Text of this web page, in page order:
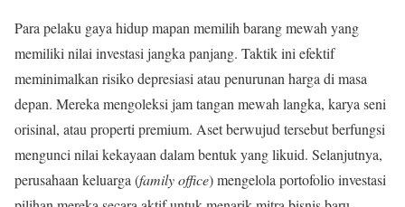
Para pelaku gaya hidup mapan memilih barang mewah yang
memiliki nilai investasi jangka panjang. Taktik ini efektif
meminimalkan risiko depresiasi atau penurunan harga di masa
depan. Mereka mengoleksi jam tangan mewah langka, karya seni
orisinal, atau properti premium. Aset berwujud tersebut berfungsi
mengunci nilai kekayaan dalam bentuk yang likuid. Selanjutnya,
perusahaan keluarga (family office) mengelola portofolio investasi